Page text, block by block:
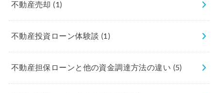
不動産売却(1)
不動産投資ローン体験談 (1)
不動産担保ローンと他の資金調達方法の違い (5)